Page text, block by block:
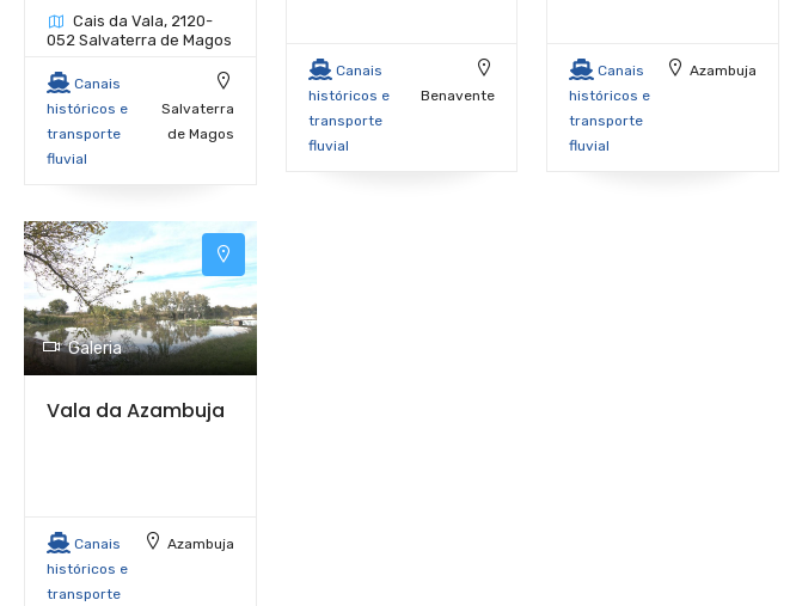
Cais da Vala, 2120-
052 Salvaterra de Magos
Canais
históricos e
transporte
fluvial
Salvaterra
de Magos
Canais
históricos e
transporte
fluvial
Benavente
Canais
históricos e
transporte
fluvial
Azambuja
Galeria
Vala da Azambuja
Canais
históricos e
transporte
Azambuja